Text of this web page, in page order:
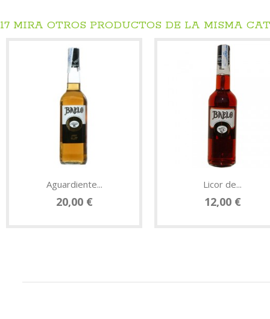
17 MIRA OTROS PRODUCTOS DE LA MISMA
Aguardiente...
20,00 €
Licor de...
12,00 €